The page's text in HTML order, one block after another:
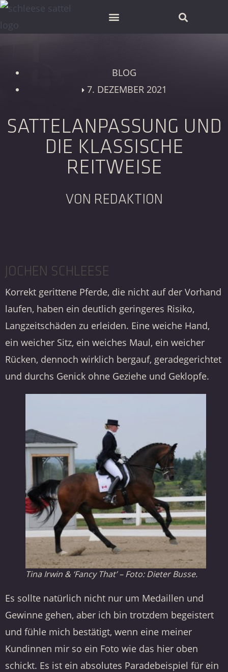
BLOG
7. DEZEMBER 2021
SATTELANPASSUNG UND
DIE KLASSISCHE
REITWEISE
VON REDAKTION
JOCHEN SCHLEESE
Korrekt gerittene Pferde, die nicht auf der Vorhand
laufen, haben ein deutlich geringeres Risiko,
Langzeitschäden zu erleiden. Eine weiche Hand,
ein weicher Sitz, ein weiches Maul, ein weicher
Rücken, dennoch wirklich bergauf, geradegerichtet
und durchs Genick ohne Geziehe und Geklopfe.
Tina Irwin & ‘Fancy That’ – Foto: Dieter Busse.
Es sollte natürlich nicht nur um Medaillen und
Gewinne gehen, aber ich bin trotzdem begeistert
und fühle mich bestätigt, wenn eine meiner
Kundinnen mir so ein Foto wie das hier oben
schickt. Es ist ein absolutes Paradebeispiel für ein